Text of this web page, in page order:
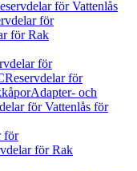
för Vattenlås
för
för Rak
för
Reservdelar för
Adapter- och
för Vattenlås för
för
för Rak